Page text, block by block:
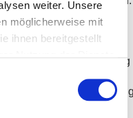
weiter. Unsere
möglicherweise mit
ihnen bereitgestellt
82,42 €
und
Betreuungstag